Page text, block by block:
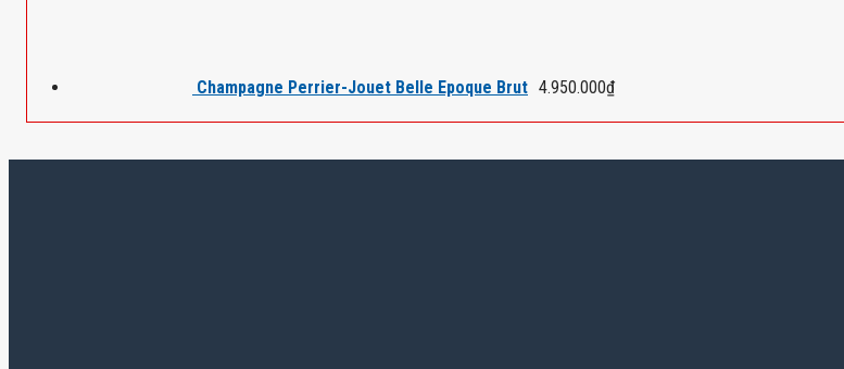
Champagne Perrier-Jouet Belle Epoque Brut 4.950.000₫